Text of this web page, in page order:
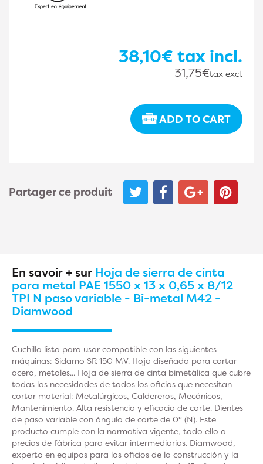
38,10€ tax incl.
31,75€tax excl.
ADD TO CART
Partager ce produit
En savoir + sur Hoja de sierra de cinta
para metal PAE 1550 x 13 x 0,65 x 8/12
TPI N paso variable - Bi-metal M42 -
Diamwood
Cuchilla lista para usar compatible con las siguientes
máquinas: Sidamo SR 150 MV. Hoja diseñada para cortar
acero, metales... Hoja de sierra de cinta bimetálica que cubre
todas las necesidades de todos los oficios que necesitan
cortar material: Metalúrgicos, Caldereros, Mecánicos,
Mantenimiento. Alta resistencia y eficacia de corte. Dientes
de paso variable con ángulo de corte de 0° (N). Este
producto cumple con la normativa vigente, todo ello a
precios de fábrica para evitar intermediarios. Diamwood,
experto en equipos para los oficios de la construcción y la